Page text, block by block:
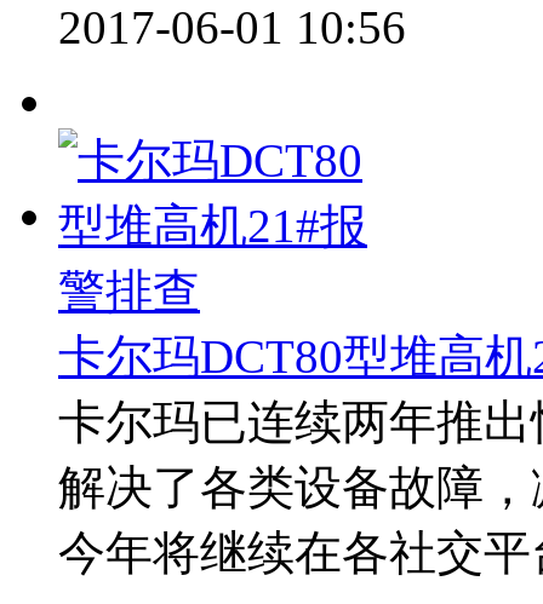
2017-06-01 10:56
卡尔玛DCT80型堆高
卡尔玛已连续两年推
解决了各类设备故障
今年将继续在各社交